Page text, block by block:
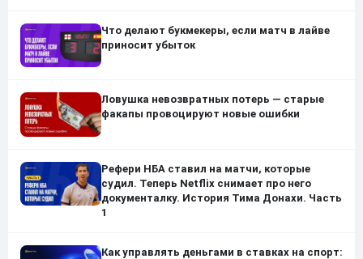
Что делают букмекеры, если матч в лайве
приносит убыток
Ловушка невозвратных потерь — старые
факапы провоцируют новые ошибки
Рефери НБА ставил на матчи, которые
судил. Теперь Netflix снимает про него
документалку. История Тима Донахи. Часть
1
Как управлять деньгами в ставках на спорт: